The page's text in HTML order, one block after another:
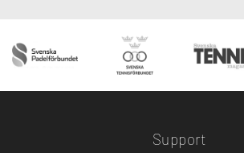
Support